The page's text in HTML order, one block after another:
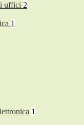
uffici 2
1
1